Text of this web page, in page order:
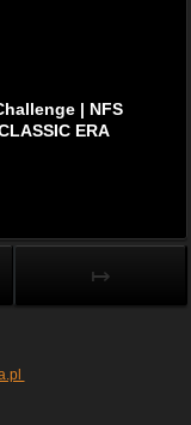
| NFS
ERA
↦